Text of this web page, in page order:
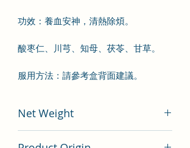
功效：養血安神，清熱除煩。
酸枣仁、川芎、知母、茯苓、甘草。
服用方法：請參考盒背面建議。
Net Weight